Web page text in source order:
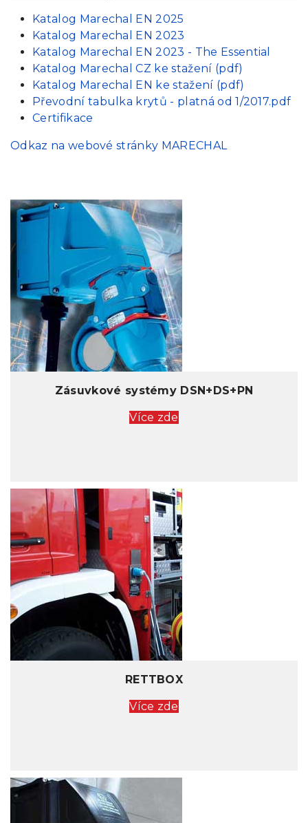
Katalog Marechal EN 2025
Katalog Marechal EN 2023
Katalog Marechal EN 2023 - The Essential
Katalog Marechal CZ ke stažení (pdf)
Katalog Marechal EN ke stažení (pdf)
Převodní tabulka krytů - platná od 1/2017.pdf
Certifikace
Odkaz na webové stránky MARECHAL
Zásuvkové systémy DSN+DS+PN
Více zde
RETTBOX
Více zde